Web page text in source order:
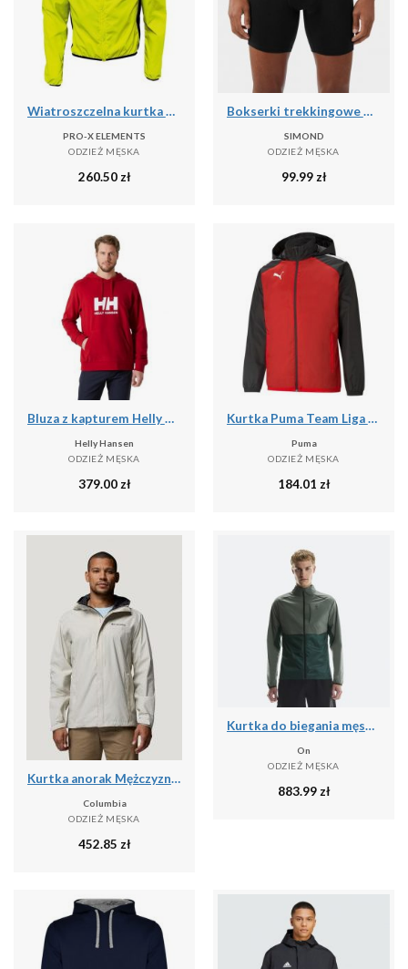
Wiatroszczelna kurtka Pro-X Elements
PRO-X ELEMENTS
ODZIEŻ MĘSKA
260.50 zł
Bokserki trekkingowe męskie Forclaz MT500 merino
SIMOND
ODZIEŻ MĘSKA
99.99 zł
Bluza z kapturem Helly Hansen HH Logo 2.0
Helly Hansen
ODZIEŻ MĘSKA
379.00 zł
Kurtka Puma Team Liga All Weather
Puma
ODZIEŻ MĘSKA
184.01 zł
Kurtka anorak Mężczyzna COLUMBIA Watertight™ II Jacket
Columbia
ODZIEŻ MĘSKA
452.85 zł
Kurtka do biegania męska On Weather
On
ODZIEŻ MĘSKA
883.99 zł